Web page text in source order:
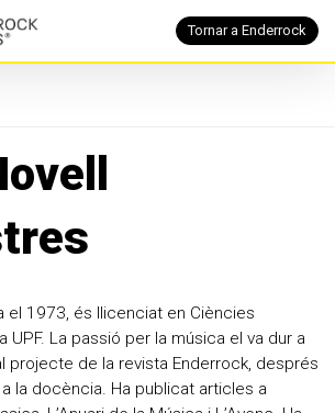
Tornar a Enderrock
el 1973, és llicenciat en Ciències
UPF. La passió per la música el va dur a
projecte de la revista Enderrock, després
la docència. Ha publicat articles a